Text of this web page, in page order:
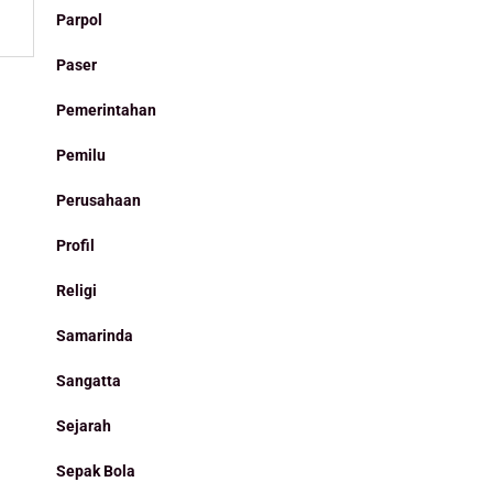
Parpol
Paser
Pemerintahan
Pemilu
Perusahaan
Profil
Religi
Samarinda
Sangatta
Sejarah
Sepak Bola